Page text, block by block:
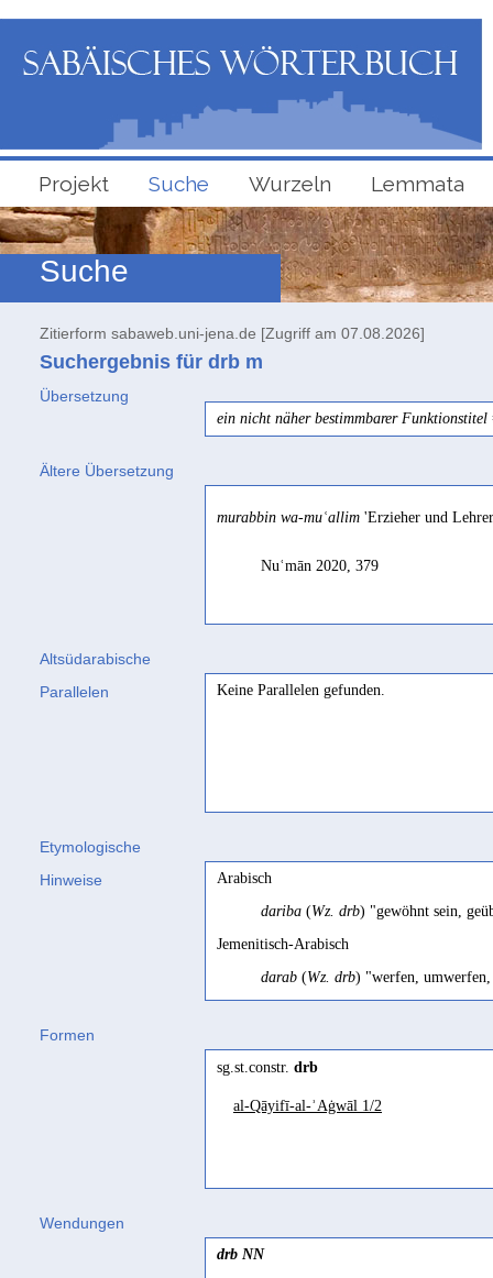
Projekt Suche Wurzeln Lemmata
Suche
Zitierform sabaweb.uni-jena.de [Zugriff am 07.08.2026]
Suchergebnis für drb m
Übersetzung
ein nicht näher bestimmbarer Funktionstitel
Ältere Übersetzung
murabbin wa-muʿallim 'Erzieher und
Nuʿmān 2020, 379
Altsüdarabische
Parallelen
Keine Parallelen gefunden.
Etymologische
Hinweise
Arabisch
dariba (Wz. drb) "gewöhnt sein,
Jemenitisch-Arabisch
darab (Wz. drb) "werfen, umwerfen,
darrab(Wz. drb
Jibbali
Formen
sg.st.constr. drb
al-Qāyifī-al-ʾAġwāl 1/2
Wendungen
drb NN